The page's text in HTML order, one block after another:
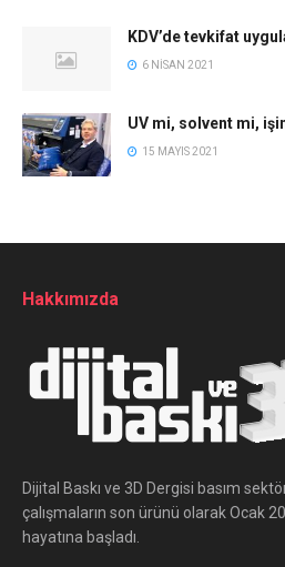
KDV’de tevkifat
6 NISAN 2021
UV mi, solvent mi,
15 MAYIS 2021
Hakkımızda
Dijital Baskı ve 3D Dergisi basım
çalışmaların son ürünü olarak Ocak
hayatına başladı.